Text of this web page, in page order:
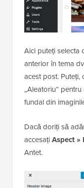
Aici puteți selecta
anterior în tema
acest post. Puteți,
„Aleatoriu”
fundal din
Dacă doriți să
accesațiAspect »
Antet.